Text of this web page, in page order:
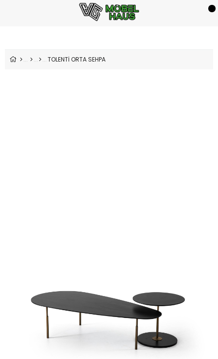
TOLENTİ ORTA SEHPA